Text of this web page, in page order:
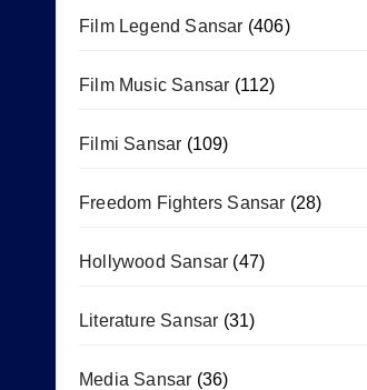
Film Legend Sansar (406)
Film Music Sansar (112)
Filmi Sansar (109)
Freedom Fighters Sansar (28)
Hollywood Sansar (47)
Literature Sansar (31)
Media Sansar (36)